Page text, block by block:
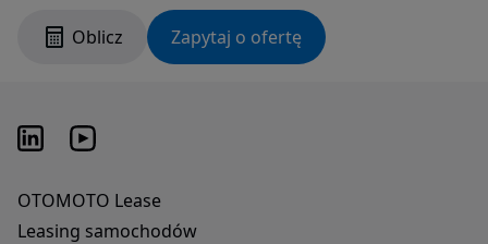
Oblicz Zapytaj o ofertę
OTOMOTO Lease
Leasing samochodów